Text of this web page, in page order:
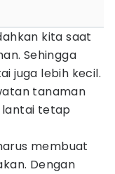
kita saat
Sehingga
juga lebih kecil.
tanaman
tetap
membuat
Dengan